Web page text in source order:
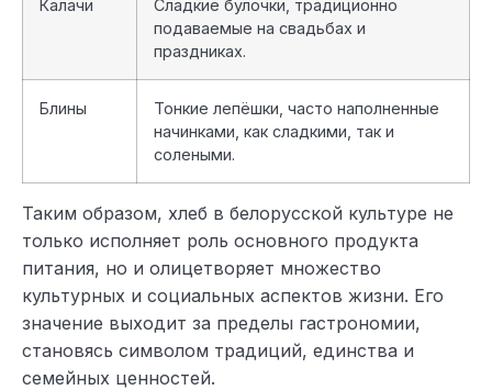
Калачи
Сладкие булочки, традиционно
подаваемые на свадьбах и
праздниках.
Блины
Тонкие лепёшки, часто наполненные
начинками, как сладкими, так и
солеными.
Таким образом, хлеб в белорусской культуре не
только исполняет роль основного продукта
питания, но и олицетворяет множество
культурных и социальных аспектов жизни. Его
значение выходит за пределы гастрономии,
становясь символом традиций, единства и
семейных ценностей.